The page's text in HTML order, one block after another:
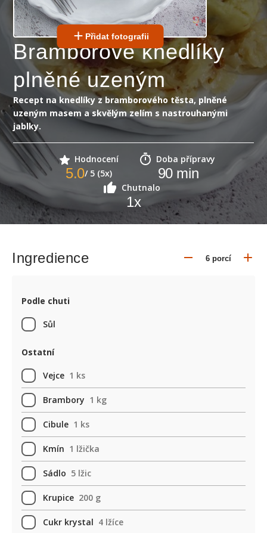
Přidat fotografii
Bramborové knedlíky
plněné uzeným
Recept na knedlíky z bramborového těsta, plněné
uzeným masem a skvělým zelím s nastrouhanými
jablky.
Hodnocení
5.0/ 5 (5x)
Doba přípravy
90min
Chutnalo
1x
Ingredience
Podle chuti
Sůl
Ostatní
Vejce 1 ks
Brambory 1 kg
Cibule 1 ks
Kmín 1 lžička
Sádlo 5 lžic
Krupice 200 g
Cukr krystal 4 lžíce